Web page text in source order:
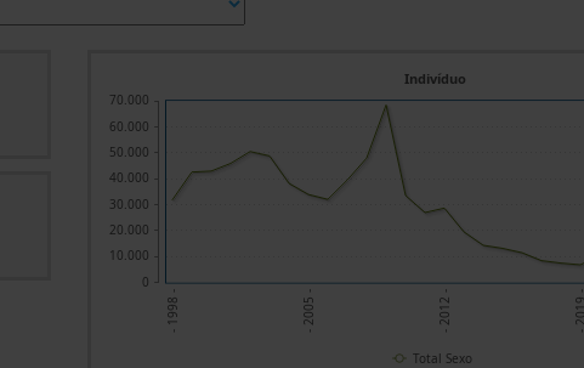
- 1998 - - 2005 - - 2012 - - 2019 -
Indivíduo
0
10.000
20.000
30.000
40.000
50.000
60.000
70.000
Total Sexo